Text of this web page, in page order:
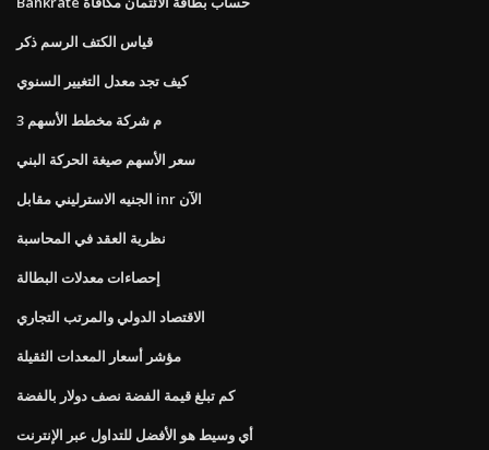
قياس الكتف الرسم ذكر
كيف تجد معدل التغيير السنوي
3 م شركة مخطط الأسهم
سعر الأسهم صيغة الحركة البني
الجنيه الاسترليني مقابل inr الآن
نظرية العقد في المحاسبة
إحصاءات معدلات البطالة
الاقتصاد الدولي والمرتب التجاري
مؤشر أسعار المعدات الثقيلة
كم تبلغ قيمة الفضة نصف دولار بالفضة
أي وسيط هو الأفضل للتداول عبر الإنترنت